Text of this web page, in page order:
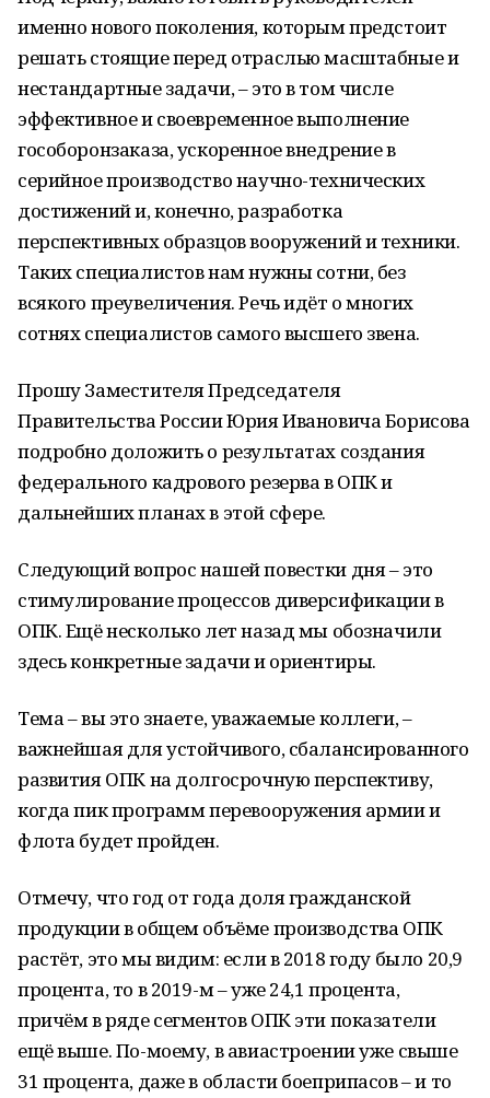
именно нового поколения, которым предстоит
решать стоящие перед отраслью масштабные и
нестандартные задачи, – это в том числе
эффективное и своевременное выполнение
гособоронзаказа, ускоренное внедрение в
серийное производство научно-технических
достижений и, конечно, разработка
перспективных образцов вооружений и техники.
Таких специалистов нам нужны сотни, без
всякого преувеличения. Речь идёт о многих
сотнях специалистов самого высшего звена.
Прошу Заместителя Председателя
Правительства России Юрия Ивановича Борисова
подробно доложить о результатах создания
федерального кадрового резерва в ОПК и
дальнейших планах в этой сфере.
Следующий вопрос нашей повестки дня – это
стимулирование процессов диверсификации в
ОПК. Ещё несколько лет назад мы обозначили
здесь конкретные задачи и ориентиры.
Тема – вы это знаете, уважаемые коллеги, –
важнейшая для устойчивого, сбалансированного
развития ОПК на долгосрочную перспективу,
когда пик программ перевооружения армии и
флота будет пройден.
Отмечу, что год от года доля гражданской
продукции в общем объёме производства ОПК
растёт, это мы видим: если в 2018 году было 20,9
процента, то в 2019-м – уже 24,1 процента,
причём в ряде сегментов ОПК эти показатели
ещё выше. По-моему, в авиастроении уже свыше
31 процента, даже в области боеприпасов – и то